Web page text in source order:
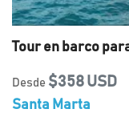
Tour en barco
Desde $358 USD
Santa Marta